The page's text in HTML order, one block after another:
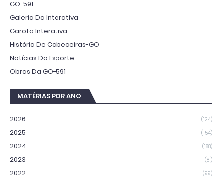
GO-591
Galeria Da Interativa
Garota Interativa
História De Cabeceiras-GO
Notícias Do Esporte
Obras Da GO-591
MATÉRIAS POR ANO
2026 (124)
2025 (154)
2024 (188)
2023 (81)
2022 (99)